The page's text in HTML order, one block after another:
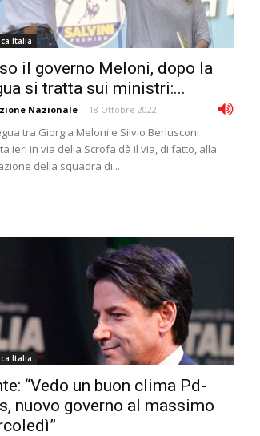
Italia
il governo Meloni, dopo la
si tratta sui ministri:...
Nazionale - 18 Ottobre 2022
tra Giorgia Meloni e Silvio Berlusconi
ieri in via della Scrofa dà il via, di fatto, alla
della squadra di...
Italia
“Vedo un buon clima Pd-
nuovo governo al massimo